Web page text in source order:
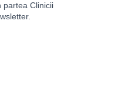
partea Clinicii